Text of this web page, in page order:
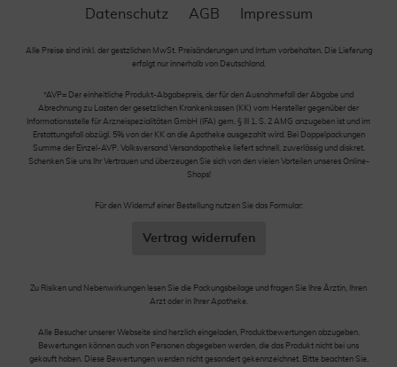
Datenschutz AGB Impressum
Alle Preise sind inkl. der gestzlichen MwSt. Preisänderungen und Irrtum vorbehalten. Die Lieferung
erfolgt nur innerhalb von Deutschland.
*AVP= Der einheitliche Produkt-Abgabepreis, der für den Ausnahmefall der Abgabe und
Abrechnung zu Lasten der gesetzlichen Krankenkassen (KK) vom Hersteller gegenüber der
Informationsstelle für Arzneispezialitäten GmbH (IFA) gem. § III 1, S. 2 AMG anzugeben ist und im
Erstattungsfall abzügl. 5% von der KK an die Apotheke ausgezahlt wird. Bei Doppelpackungen
Summe der Einzel-AVP. Volksversand Versandapotheke liefert schnell, zuverlässig und diskret.
Schenken Sie uns Ihr Vertrauen und überzeugen Sie sich von den vielen Vorteilen unseres Online-
Shops!
Für den Widerruf einer Bestellung nutzen Sie das Formular:
Vertrag widerrufen
Zu Risiken und Nebenwirkungen lesen Sie die Packungsbeilage und fragen Sie Ihre Ärztin, Ihren
Arzt oder in Ihrer Apotheke.
Alle Besucher unserer Webseite sind herzlich eingeladen, Produktbewertungen abzugeben.
Bewertungen können auch von Personen abgegeben werden, die das Produkt nicht bei uns
gekauft haben. Diese Bewertungen werden nicht gesondert gekennzeichnet. Bitte beachten Sie,